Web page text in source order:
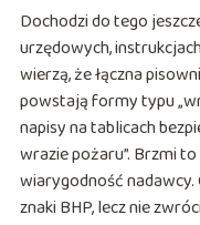
Dochodzi do tego
urzędowych,
wierzą, że łączna
powstają formy typu
napisy na tablicach
wrazie pożaru”. Brzmi
wiarygodność nadawcy.
znaki BHP, lecz nie